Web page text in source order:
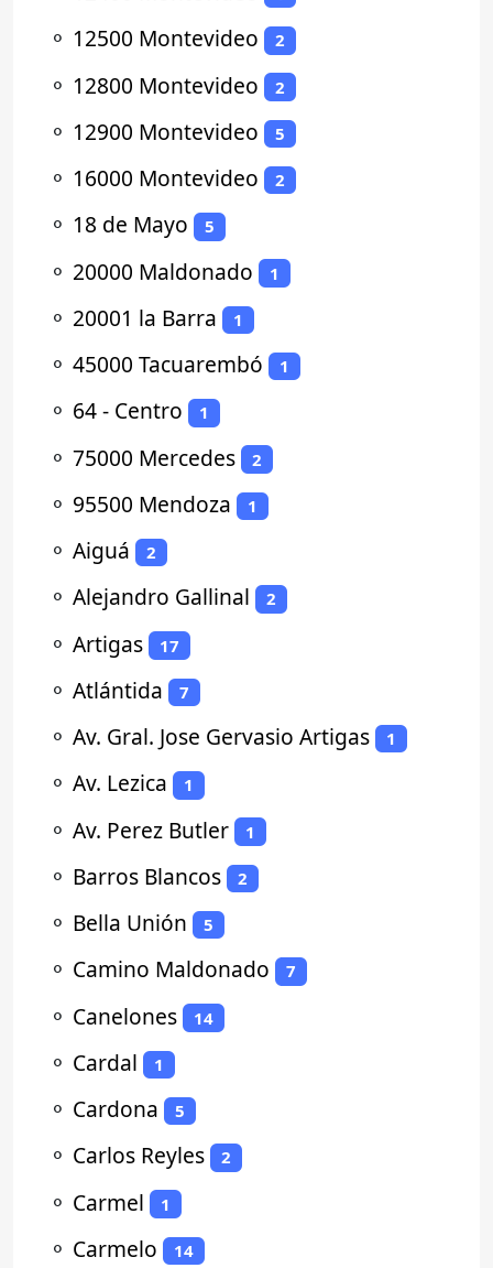
⚬ 12500 Montevideo 2
⚬ 12800 Montevideo 2
⚬ 12900 Montevideo 5
⚬ 16000 Montevideo 2
⚬ 18 de Mayo 5
⚬ 20000 Maldonado 1
⚬ 20001 la Barra 1
⚬ 45000 Tacuarembó 1
⚬ 64 - Centro 1
⚬ 75000 Mercedes 2
⚬ 95500 Mendoza 1
⚬ Aiguá 2
⚬ Alejandro Gallinal 2
⚬ Artigas 17
⚬ Atlántida 7
⚬ Av. Gral. Jose Gervasio Artigas 1
⚬ Av. Lezica 1
⚬ Av. Perez Butler 1
⚬ Barros Blancos 2
⚬ Bella Unión 5
⚬ Camino Maldonado 7
⚬ Canelones 14
⚬ Cardal 1
⚬ Cardona 5
⚬ Carlos Reyles 2
⚬ Carmel 1
⚬ Carmelo 14